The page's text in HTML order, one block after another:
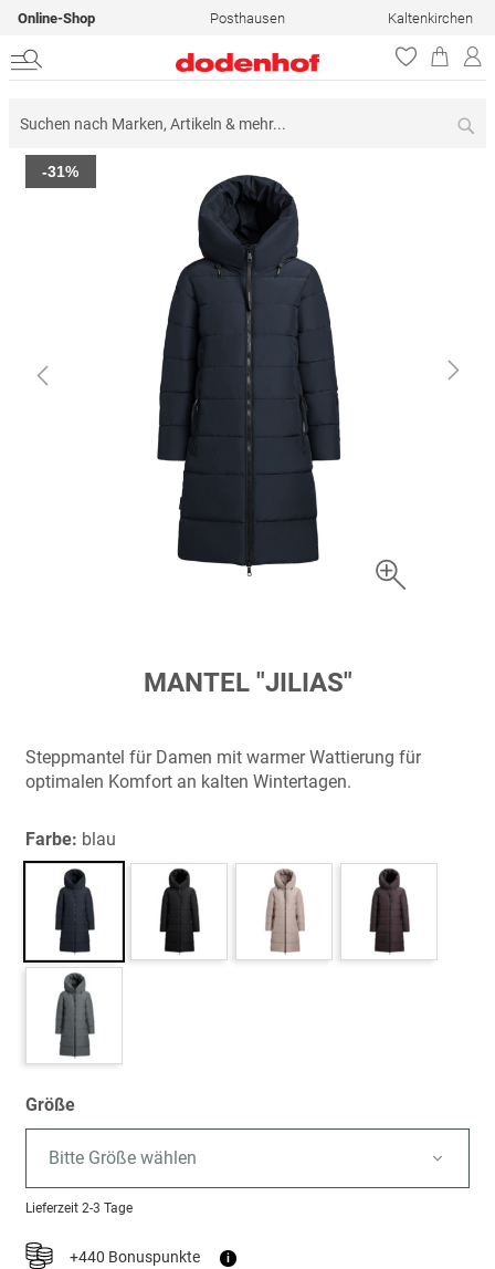
Online-Shop Posthausen Kaltenkirchen
Zum
Ende
-31%
springen
MANTEL "JILIAS"
Steppmantel für Damen mit warmer Wattierung für
optimalen Komfort an kalten Wintertagen.
Farbe: blau
Größe
Bitte Größe wählen
Lieferzeit 2-3 Tage
+440 Bonuspunkte i